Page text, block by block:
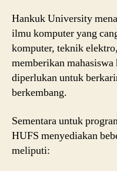
Hankuk University
ilmu komputer yang
komputer, teknik
memberikan
diperlukan untuk
berkembang.
Sementara untuk
HUFS menyediakan
meliputi: